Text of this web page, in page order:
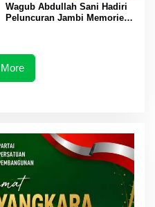
Wagub Abdullah Sani Hadiri
Peluncuran Jambi Memories